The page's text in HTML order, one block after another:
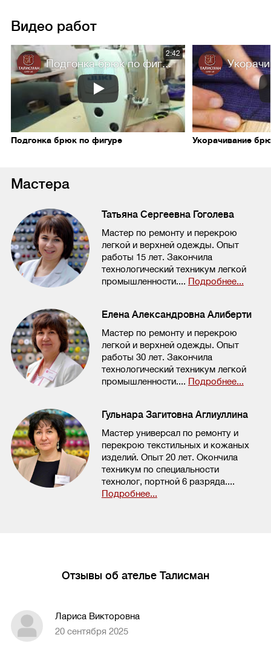
Видео работ
Подгонка брюк по фиг...
2:42
Подгонка брюк по фигуре Укорачивание
Мастера
Татьяна Сергеевна Гоголева
Мастер по ремонту и перекрою
легкой и верхней одежды. Опыт
работы 15 лет. Закончила
технологический техникум легкой
промышленности.... Подробнее...
Елена Александровна Алиберти
Мастер по ремонту и перекрою
легкой и верхней одежды. Опыт
работы 30 лет. Закончила
технологический техникум легкой
промышленности.... Подробнее...
Гульнара Загитовна Аглиуллина
Мастер универсал по ремонту и
перекрою текстильных и кожаных
изделий. Опыт 20 лет. Окончила
техникум по специальности
технолог, портной 6 разряда....
Подробнее...
Отзывы об ателье Талисман
Лариса Викторовна
20 сентября 2025